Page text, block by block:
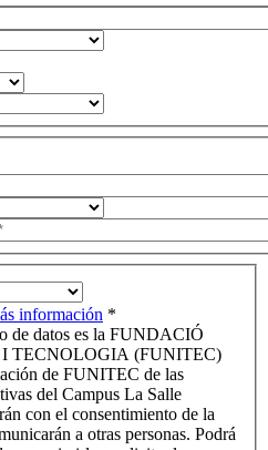
información *
de datos es la FUNDACIÓ
TECNOLOGIA (FUNITEC)
de FUNITEC de las
del Campus La Salle
con el consentimiento de la
a otras personas. Podrá